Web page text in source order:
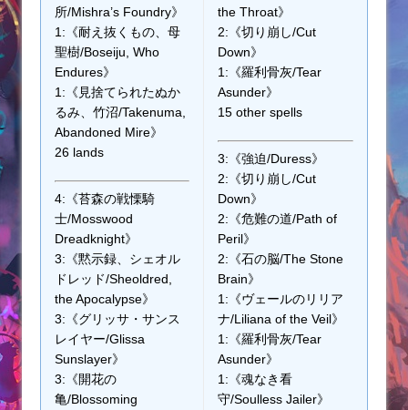
所/Mishra’s Foundry》
1:《耐え抜くもの、母
聖樹/Boseiju, Who
Endures》
1:《見捨てられたぬか
るみ、竹沼/Takenuma,
Abandoned Mire》
26 lands
4:《苔森の戦慄騎
士/Mosswood
Dreadknight》
3:《黙示録、シェオル
ドレッド/Sheoldred,
the Apocalypse》
3:《グリッサ・サンス
レイヤー/Glissa
Sunslayer》
3:《開花の
亀/Blossoming
the Throat》
2:《切り崩し/Cut
Down》
1:《羅利骨灰/Tear
Asunder》
15 other spells
3:《強迫/Duress》
2:《切り崩し/Cut
Down》
2:《危難の道/Path of
Peril》
2:《石の脳/The Stone
Brain》
1:《ヴェールのリリア
ナ/Liliana of the Veil》
1:《羅利骨灰/Tear
Asunder》
1:《魂なき看
守/Soulless Jailer》